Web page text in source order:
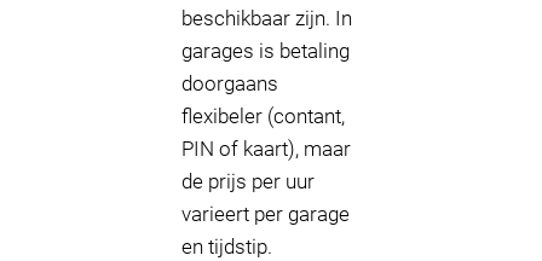
beschikbaar zijn. In
garages is betaling
doorgaans
flexibeler (contant,
PIN of kaart), maar
de prijs per uur
varieert per garage
en tijdstip.